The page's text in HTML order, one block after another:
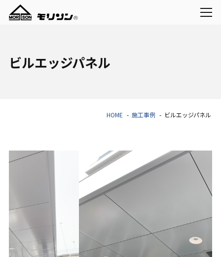
ビルエッジパネル
HOME 施工事例 ビルエッジパネル